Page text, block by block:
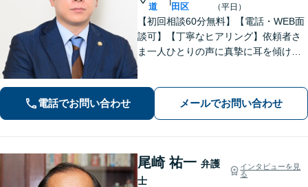
道
田区
（平日）
【初回相談60分無料】【電話・WEB面
談可】【丁寧なヒアリング】依頼者さ
ま一人ひとりの声に真摯に耳を傾け、
度弁護士にご相談ください。最善の解
決策を共に考えていきましょう。
電話でお問い合わせ メールでお問い合わせ
尾崎 祐一 弁護
士
インタビューを見
る